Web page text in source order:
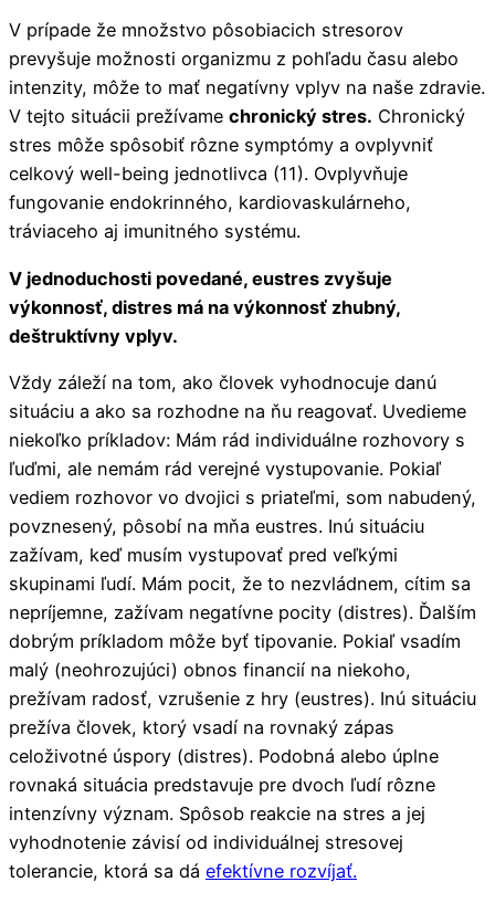
V prípade že množstvo pôsobiacich stresorov
prevyšuje možnosti organizmu z pohľadu času alebo
intenzity, môže to mať negatívny vplyv na naše zdravie.
V tejto situácii prežívame chronický stres. Chronický
stres môže spôsobiť rôzne symptómy a ovplyvniť
celkový well-being jednotlivca (11). Ovplyvňuje
fungovanie endokrinného, kardiovaskulárneho,
tráviaceho aj imunitného systému.
V jednoduchosti povedané, eustres zvyšuje
výkonnosť, distres má na výkonnosť zhubný,
deštruktívny vplyv.
Vždy záleží na tom, ako človek vyhodnocuje danú
situáciu a ako sa rozhodne na ňu reagovať. Uvedieme
niekoľko príkladov: Mám rád individuálne rozhovory s
ľuďmi, ale nemám rád verejné vystupovanie. Pokiaľ
vediem rozhovor vo dvojici s priateľmi, som nabudený,
povznesený, pôsobí na mňa eustres. Inú situáciu
zažívam, keď musím vystupovať pred veľkými
skupinami ľudí. Mám pocit, že to nezvládnem, cítim sa
nepríjemne, zažívam negatívne pocity (distres). Ďalším
dobrým príkladom môže byť tipovanie. Pokiaľ vsadím
malý (neohrozujúci) obnos financií na niekoho,
prežívam radosť, vzrušenie z hry (eustres). Inú situáciu
prežíva človek, ktorý vsadí na rovnaký zápas
celoživotné úspory (distres). Podobná alebo úplne
rovnaká situácia predstavuje pre dvoch ľudí rôzne
intenzívny význam. Spôsob reakcie na stres a jej
vyhodnotenie závisí od individuálnej stresovej
tolerancie, ktorá sa dá efektívne rozvíjať.